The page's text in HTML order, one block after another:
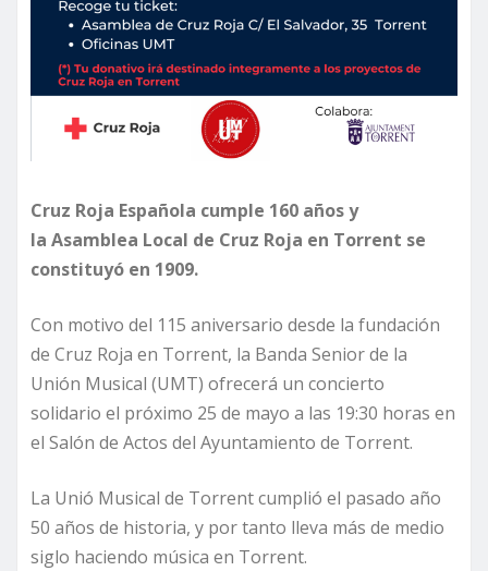
Cruz Roja Española cumple 160 años y
la Asamblea Local de Cruz Roja en Torrent se
constituyó en 1909.
Con motivo del 115 aniversario desde la fundación
de Cruz Roja en Torrent, la Banda Senior de la
Unión Musical (UMT) ofrecerá un concierto
solidario el próximo 25 de mayo a las 19:30 horas en
el Salón de Actos del Ayuntamiento de Torrent.
La Unió Musical de Torrent cumplió el pasado año
50 años de historia, y por tanto lleva más de medio
siglo haciendo música en Torrent.